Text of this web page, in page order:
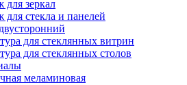
для зеркал
для стекла и панелей
для стеклянных витрин
для стеклянных столов
меламиновая